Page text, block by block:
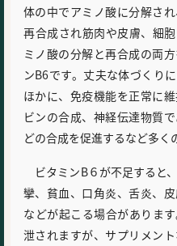
体の中でアミノ酸に分解さ
再合成され筋肉や皮膚、細
ミノ酸の分解と再合成の両
ンB6です。丈夫な体づくり
ほかに、免疫機能を正常に
ビンの合成、神経伝達物質
どの合成を促進するなど多く
ビタミンB６が不足すると
攣、貧血、口角炎、舌炎、
などが起こる場合がありま
泄されますが、サプリメン